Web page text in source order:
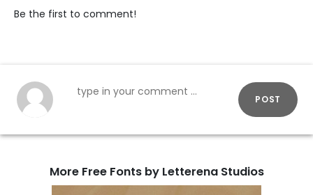
Be the first to comment!
POST
More Free Fonts by Letterena Studios